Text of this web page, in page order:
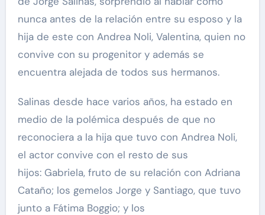
nunca antes de la relación entre su esposo y la
hija de este con Andrea Noli, Valentina, quien no
convive con su progenitor y además se
encuentra alejada de todos sus hermanos.
Salinas desde hace varios años, ha estado en
medio de la polémica después de que no
reconociera a la hija que tuvo con Andrea Noli,
el actor convive con el resto de sus
hijos: Gabriela, fruto de su relación con Adriana
Cataño; los gemelos Jorge y Santiago, que tuvo
junto a Fátima Boggio; y los